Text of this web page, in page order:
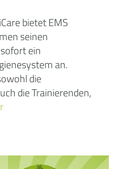
bietet EMS
seinen
ein
an.
die
die Trainierenden,